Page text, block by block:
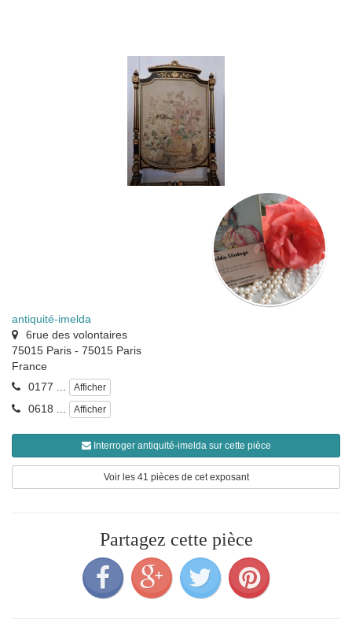
antiquité-imelda
6rue des volontaires
75015 Paris - 75015 Paris
France
0177 ...
Afficher
0618 ... Afficher
Interroger antiquité-imelda sur cette pièce
Voir les 41 pièces de cet exposant
Partagez cette pièce